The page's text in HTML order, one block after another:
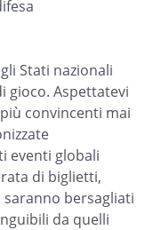
Stati nazionali
gioco. Aspettatevi
convincenti mai
eventi globali
di biglietti,
bersagliati
da quelli